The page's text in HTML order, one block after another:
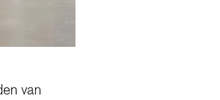
van